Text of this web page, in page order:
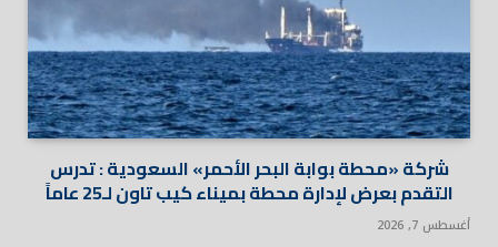
شركة «محطة بوابة البحر الأحمر» السعودية : تدرس
التقدم بعرض لإدارة محطة بميناء كيب تاون لـ25 عاماً
أغسطس 7, 2026